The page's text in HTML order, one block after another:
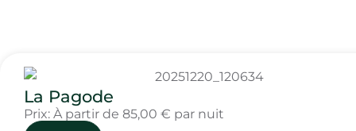
La Pagode
Prix: À partir de 85,00 € par nuit